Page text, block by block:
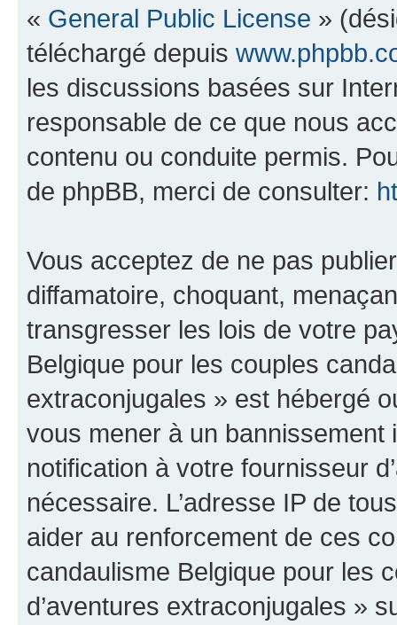
« General Public License »
téléchargé depuis
les discussions basées sur
responsable de ce que nous
contenu ou conduite permis.
de phpBB, merci de consulter:
Vous acceptez de ne pas
diffamatoire, choquant,
transgresser les lois de votre
Belgique pour les couples
extraconjugales » est hébergé
vous mener à un
notification à votre fournisseur
nécessaire. L’adresse IP de
aider au renforcement de ces
candaulisme Belgique pour les
d’aventures extraconjugales »